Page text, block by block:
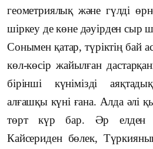
геометриялық және гүлді
шіркеу де көне дәуірден сыр
Сонымен қатар, түріктің бай
көл-көсір жайылған
бірінші күнімізді
алғашқы күні ғана. Алда әлі
төрт күр бар. Әр елден
Кайсериден бөлек,